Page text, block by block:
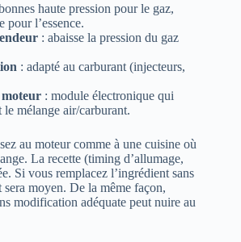
haute pression pour le gaz,
pour l’essence.
: abaisse la pression du gaz
: adapté au carburant (injecteurs,
moteur : module électronique qui
le mélange air/carburant.
au moteur comme à une cuisine où
La recette (timing d’allumage,
Si vous remplacez l’ingrédient sans
sera moyen. De la même façon,
modification adéquate peut nuire au